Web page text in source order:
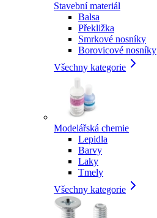
Stavební materiál
Balsa
Překližka
Smrkové nosníky
Borovicové nosníky
Všechny kategorie
Modelářská chemie
Lepidla
Barvy
Laky
Tmely
Všechny kategorie